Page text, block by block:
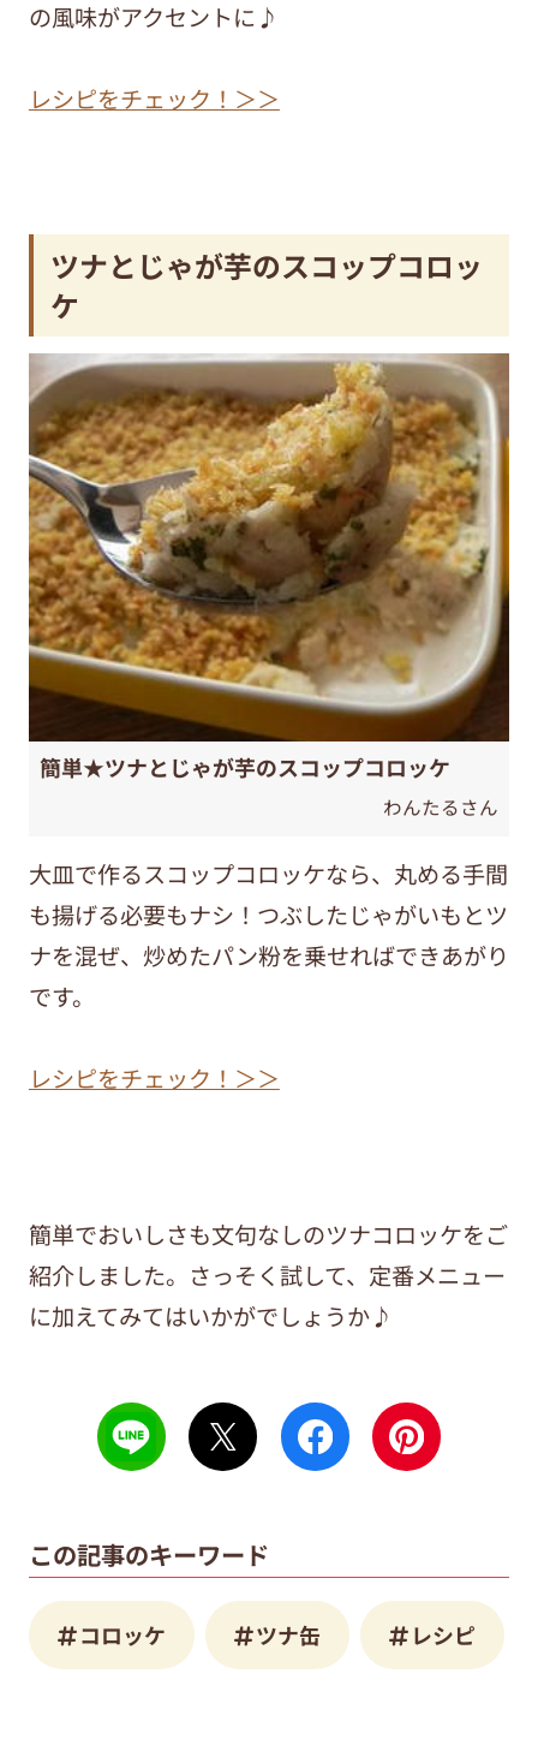
の風味がアクセントに♪
レシピをチェック！＞＞
ツナとじゃが芋のスコップコロッ
ケ
簡単★ツナとじゃが芋のスコップコロッケ
わんたるさん
大皿で作るスコップコロッケなら、丸める手間
も揚げる必要もナシ！つぶしたじゃがいもとツ
ナを混ぜ、炒めたパン粉を乗せればできあがり
です。
レシピをチェック！＞＞
簡単でおいしさも文句なしのツナコロッケをご
紹介しました。さっそく試して、定番メニュー
に加えてみてはいかがでしょうか♪
この記事のキーワード
コロッケ ツナ缶 レシピ